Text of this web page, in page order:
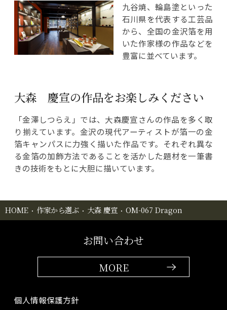
九谷焼、輪島塗といった
石川県を代表する工芸品
から、全国の金沢箔を用
いた作家様の作品などを
豊富に並べています。
大森 慶宣の作品をお楽しみください
「金澤しつらえ」では、大森慶宣さんの作品を多く取
り揃えています。金沢の現代アーティストが箔一の金
箔キャンパスに力強く描いた作品です。それぞれ異な
る金箔の加飾方法であることを活かした題材を一筆書
きの技術をもとに大胆に描いています。
HOME 作家から選ぶ 大森 慶宣 OM-067 Dragon
お問い合わせ
MORE
個人情報保護方針